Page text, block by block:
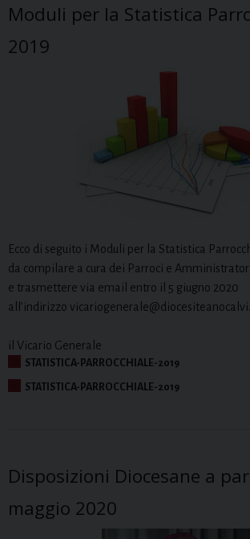
Moduli per la Statistica
2019
Ecco di seguito i Moduli per la Statistica
da compilare a cura dei Parroci e
e trasmettere via email entro il 5 giugno 2020
all’indirizzo
il Vicario Generale
STATISTICA-PARROCCHIALE-2019
STATISTICA-PARROCCHIALE-2019
Disposizioni Diocesane a
maggio 2020